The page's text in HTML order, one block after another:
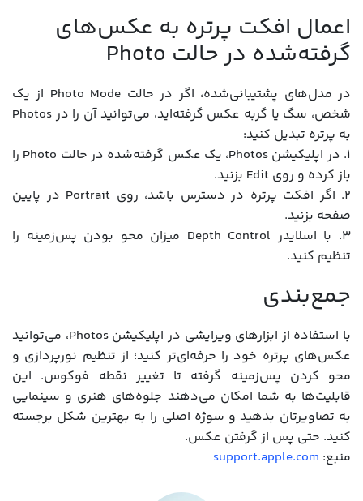
اعمال افکت پرتره به عکس‌های
گرفته‌شده در حالت Photo
در مدل‌های پشتیبانی‌شده، اگر در حالت Photo Mode از یک
شخص، سگ یا گربه عکس گرفته‌اید، می‌توانید آن را در Photos
به پرتره تبدیل کنید:
1. در اپلیکیشن Photos، یک عکس گرفته‌شده در حالت Photo را
باز کرده و روی Edit بزنید.
2. اگر افکت پرتره در دسترس باشد، روی Portrait در پایین
صفحه بزنید.
3. با اسلایدر Depth Control میزان محو بودن پس‌زمینه را
تنظیم کنید.
جمع‌بندی
با استفاده از ابزارهای ویرایشی در اپلیکیشن Photos، می‌توانید
عکس‌های پرتره خود را حرفه‌ای‌تر کنید؛ از تنظیم نورپردازی و
محو کردن پس‌زمینه گرفته تا تغییر نقطه فوکوس. این
قابلیت‌ها به شما امکان می‌دهند جلوه‌های هنری و سینمایی
به تصاویرتان بدهید و سوژه اصلی را به بهترین شکل برجسته
کنید. حتی پس از گرفتن عکس.
منبع: support.apple.com